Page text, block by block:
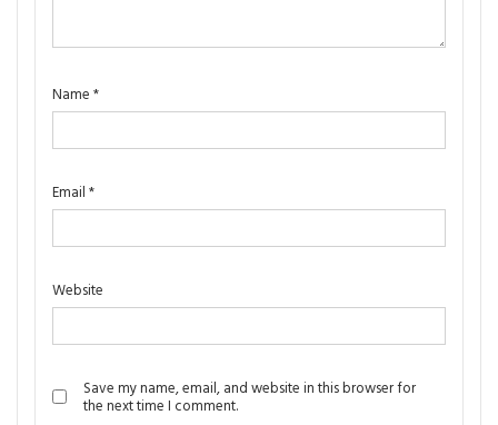
Name *
Email *
Website
Save my name, email, and website in this browser for
the next time I comment.